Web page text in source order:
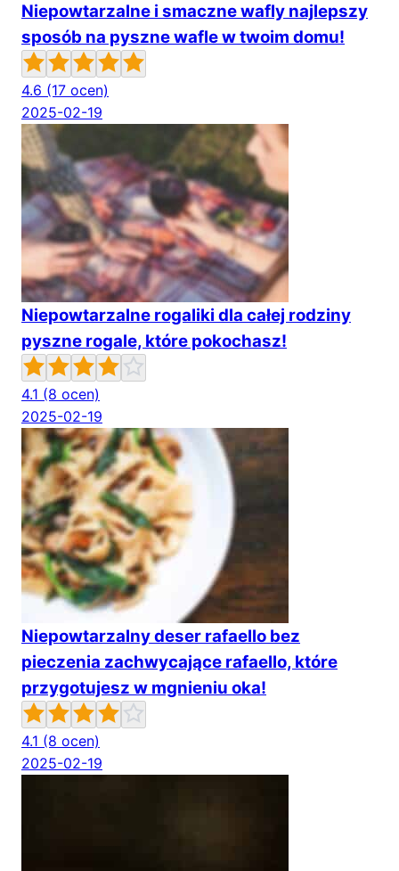
Niepowtarzalne i smaczne wafly najlepszy
sposób na pyszne wafle w twoim domu!
4.6 (17 ocen)
2025-02-19
Niepowtarzalne rogaliki dla całej rodziny
pyszne rogale, które pokochasz!
4.1 (8 ocen)
2025-02-19
Niepowtarzalny deser rafaello bez
pieczenia zachwycające rafaello, które
przygotujesz w mgnieniu oka!
4.1 (8 ocen)
2025-02-19